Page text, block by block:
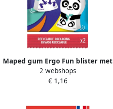
Maped gum Ergo Fun blister met
2 stuks
2 webshops
€ 1,16